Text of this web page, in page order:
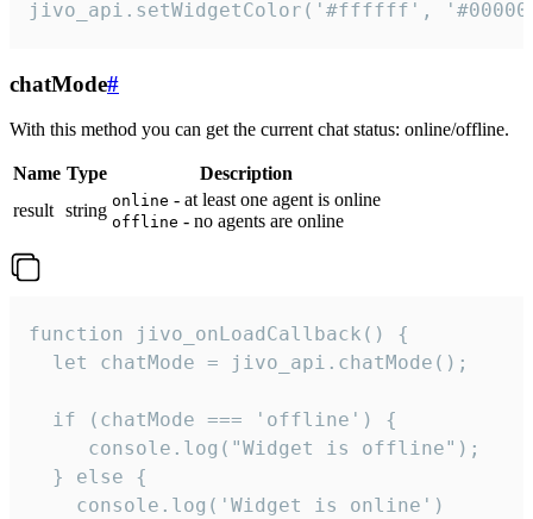
jivo_api.setWidgetColor('#ffffff',
chatMode#
With this method you can get the current chat status: online/offline.
Name Type
Description
result string online - at least one agent is online
offline - no agents are online
function jivo_onLoadCallback() {
  let chatMode = jivo_api.chatMode();
  if (chatMode === 'offline') {
     console.log("Widget is offline");
  } else {
    console.log('Widget is online')